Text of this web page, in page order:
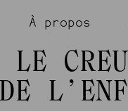
À propos
LE
DE